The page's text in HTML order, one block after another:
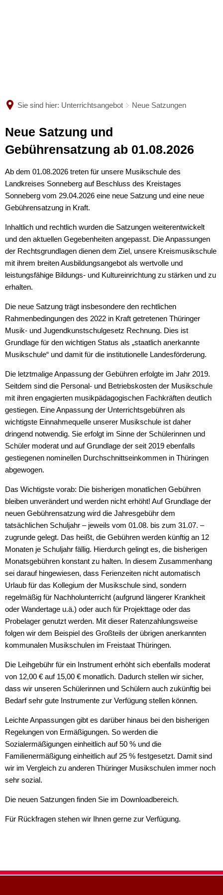
Förderer und Unterstützer
Praktika
Merkblatt zur Erhebung von
Satzung
Neue Satzungen
Ab dem Schuljahr 2026/
Musikschule ließ Museum
Danke an alle Mitwirkenden
Ein neues Logo für unsere
Wettbewerbe und
Herzlichen Glückwunsch
Musiktheater Vogelhochzeit
Probelager24
Wechsel beim
Jugend Musiziert 2024
Schülerbands mit neuer
Anatomie und Musik im
Musikschulgesetz
Projekt mit der Bürgerschule
Unser Angebot
Schwarzes Brett
Erfolgreiches Kinderkonzert
Jugend Musiziert 2025
Sie sind hier: Unterrichtsangebot Neue Satzungen
Neue
Satzungen
Neue Satzung und
Gebührensatzung ab 01.08.2026
Ab dem 01.08.2026 treten für unsere Musikschule des
Landkreises Sonneberg auf Beschluss des Kreistages
Sonneberg vom 29.04.2026 eine neue Satzung und eine neue
Gebührensatzung in Kraft.
Inhaltlich und rechtlich wurden die Satzungen weiterentwickelt
und den aktuellen Gegebenheiten angepasst. Die Anpassungen
der Rechtsgrundlagen dienen dem Ziel, unsere Kreismusikschule
mit ihrem breiten Ausbildungsangebot als wertvolle und
leistungsfähige Bildungs- und Kultureinrichtung zu stärken und zu
erhalten.
Die neue Satzung trägt insbesondere den rechtlichen
Rahmenbedingungen des 2022 in Kraft getretenen Thüringer
Musik- und Jugendkunstschulgesetz Rechnung. Dies ist
Grundlage für den wichtigen Status als „staatlich anerkannte
Musikschule“ und damit für die institutionelle Landesförderung.
Die letztmalige Anpassung der Gebühren erfolgte im Jahr 2019.
Seitdem sind die Personal- und Betriebskosten der Musikschule
mit ihren engagierten musikpädagogischen Fachkräften deutlich
gestiegen. Eine Anpassung der Unterrichtsgebühren als
wichtigste Einnahmequelle unserer Musikschule ist daher
dringend notwendig. Sie erfolgt im Sinne der Schülerinnen und
Schüler moderat und auf Grundlage der seit 2019 ebenfalls
gestiegenen nominellen Durchschnittseinkommen in Thüringen
abgewogen.
Das Wichtigste vorab: Die bisherigen monatlichen Gebühren
bleiben unverändert und werden nicht erhöht! Auf Grundlage der
neuen Gebührensatzung wird die Jahresgebühr dem
tatsächlichen Schuljahr – jeweils vom 01.08. bis zum 31.07. –
zugrunde gelegt. Das heißt, die Gebühren werden künftig an 12
Monaten je Schuljahr fällig. Hierdurch gelingt es, die bisherigen
Monatsgebühren konstant zu halten. In diesem Zusammenhang
sei darauf hingewiesen, dass Ferienzeiten nicht automatisch
Urlaub für das Kollegium der Musikschule sind, sondern
regelmäßig für Nachholunterricht (aufgrund längerer Krankheit
oder Wandertage u.ä.) oder auch für Projekttage oder das
Probelager genutzt werden. Mit dieser Ratenzahlungsweise
folgen wir dem Beispiel des Großteils der übrigen anerkannten
kommunalen Musikschulen im Freistaat Thüringen.
Die Leihgebühr für ein Instrument erhöht sich ebenfalls moderat
von 12,00 € auf 15,00 € monatlich. Dadurch stellen wir sicher,
dass wir unseren Schülerinnen und Schülern auch zukünftig bei
Bedarf sehr gute Instrumente zur Verfügung stellen können.
Leichte Anpassungen gibt es darüber hinaus bei den bisherigen
Regelungen von Ermäßigungen. So werden die
Sozialermäßigungen einheitlich auf 50 % und die
Familienermäßigung einheitlich auf 25 % festgesetzt. Damit sind
wir im Vergleich zu anderen Thüringer Musikschulen immer noch
sehr sozial.
Die neuen Satzungen finden Sie im Downloadbereich.
Für Rückfragen stehen wir Ihnen gerne zur Verfügung.